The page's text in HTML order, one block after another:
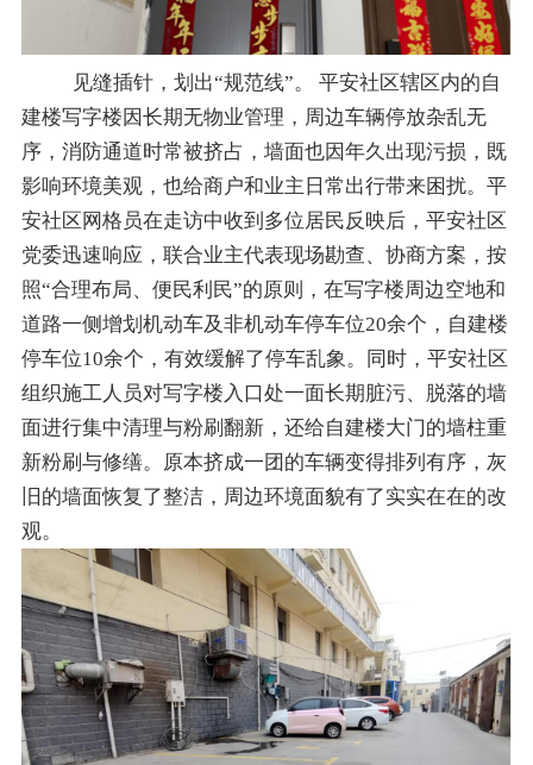
见缝插针，划出“规范线”。 平安社区辖区内的自
建楼写字楼因长期无物业管理，周边车辆停放杂乱无
序，消防通道时常被挤占，墙面也因年久出现污损，既
影响环境美观，也给商户和业主日常出行带来困扰。平
安社区网格员在走访中收到多位居民反映后，平安社区
党委迅速响应，联合业主代表现场勘查、协商方案，按
照“合理布局、便民利民”的原则，在写字楼周边空地和
道路一侧增划机动车及非机动车停车位20余个，自建楼
停车位10余个，有效缓解了停车乱象。同时，平安社区
组织施工人员对写字楼入口处一面长期脏污、脱落的墙
面进行集中清理与粉刷翻新，还给自建楼大门的墙柱重
新粉刷与修缮。原本挤成一团的车辆变得排列有序，灰
旧的墙面恢复了整洁，周边环境面貌有了实实在在的改
观。